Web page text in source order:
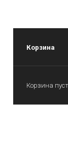
Корзина
Корзина